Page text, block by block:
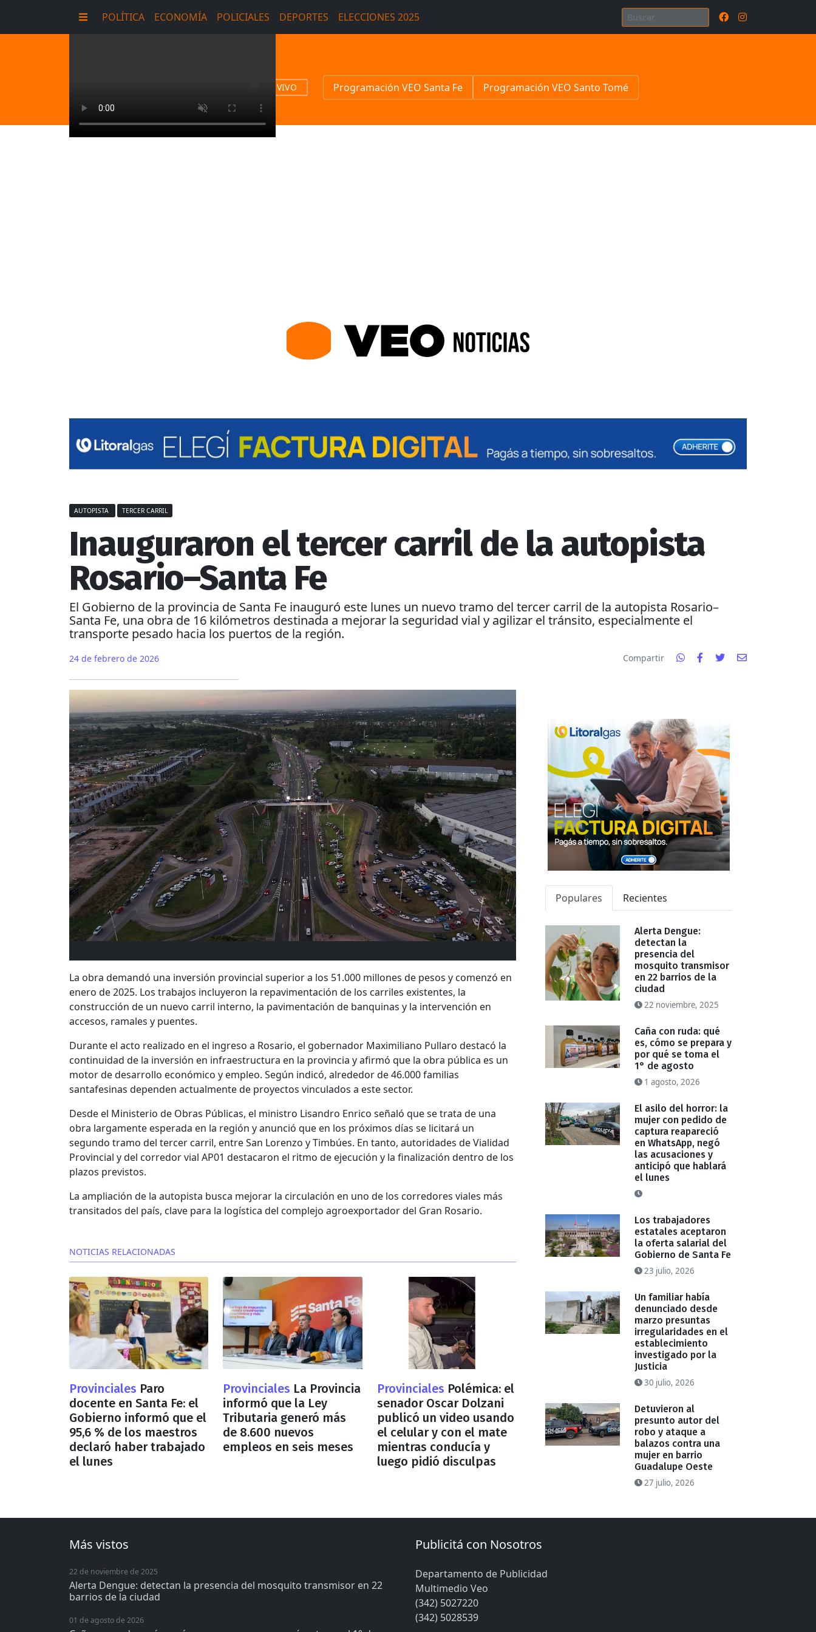
POLÍTICA ECONOMÍA POLICIALES DEPORTES ELECCIONES 2025
EN VIVO Programación VEO Santa Fe Programación VEO Santo Tomé
AUTOPISTA TERCER CARRIL
Inauguraron el tercer carril de la autopista
Rosario–Santa Fe
El Gobierno de la provincia de Santa Fe inauguró este lunes un nuevo tramo del tercer carril de la autopista Rosario–
Santa Fe, una obra de 16 kilómetros destinada a mejorar la seguridad vial y agilizar el tránsito, especialmente el
transporte pesado hacia los puertos de la región.
24 de febrero de 2026 Compartir
La obra demandó una inversión provincial superior a los 51.000 millones de pesos y comenzó en
enero de 2025. Los trabajos incluyeron la repavimentación de los carriles existentes, la
construcción de un nuevo carril interno, la pavimentación de banquinas y la intervención en
accesos, ramales y puentes.
Durante el acto realizado en el ingreso a Rosario, el gobernador Maximiliano Pullaro destacó la
continuidad de la inversión en infraestructura en la provincia y afirmó que la obra pública es un
motor de desarrollo económico y empleo. Según indicó, alrededor de 46.000 familias
santafesinas dependen actualmente de proyectos vinculados a este sector.
Desde el Ministerio de Obras Públicas, el ministro Lisandro Enrico señaló que se trata de una
obra largamente esperada en la región y anunció que en los próximos días se licitará un
segundo tramo del tercer carril, entre San Lorenzo y Timbúes. En tanto, autoridades de Vialidad
Provincial y del corredor vial AP01 destacaron el ritmo de ejecución y la finalización dentro de los
plazos previstos.
La ampliación de la autopista busca mejorar la circulación en uno de los corredores viales más
transitados del país, clave para la logística del complejo agroexportador del Gran Rosario.
NOTICIAS RELACIONADAS
Provinciales Paro
docente en Santa Fe: el
Gobierno informó que el
95,6 % de los maestros
declaró haber trabajado
el lunes
Provinciales La Provincia
informó que la Ley
Tributaria generó más
de 8.600 nuevos
empleos en seis meses
Provinciales Polémica: el
senador Oscar Dolzani
publicó un video usando
el celular y con el mate
mientras conducía y
luego pidió disculpas
Populares Recientes
Alerta Dengue:
detectan la
presencia del
mosquito transmisor
en 22 barrios de la
ciudad
22 noviembre, 2025
Caña con ruda: qué
es, cómo se prepara y
por qué se toma el
1° de agosto
1 agosto, 2026
El asilo del horror: la
mujer con pedido de
captura reapareció
en WhatsApp, negó
las acusaciones y
anticipó que hablará
el lunes
Los trabajadores
estatales aceptaron
la oferta salarial del
Gobierno de Santa Fe
23 julio, 2026
Un familiar había
denunciado desde
marzo presuntas
irregularidades en el
establecimiento
investigado por la
Justicia
30 julio, 2026
Detuvieron al
presunto autor del
robo y ataque a
balazos contra una
mujer en barrio
Guadalupe Oeste
27 julio, 2026
Más vistos
22 de noviembre de 2025
Alerta Dengue: detectan la presencia del mosquito transmisor en 22
barrios de la ciudad
01 de agosto de 2026
Publicitá con Nosotros
Departamento de Publicidad
Multimedio Veo
(342) 5027220
(342) 5028539